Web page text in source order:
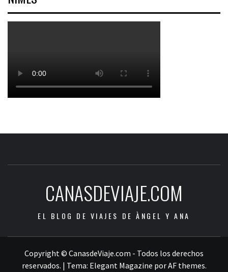
CANASDEVIAJE.COM
EL BLOG DE VIAJES DE ÀNGEL Y ANA
Copyright © CanasdeViaje.com - Todos los derechos
reservados. | Tema: Elegant Magazine porAF themes.